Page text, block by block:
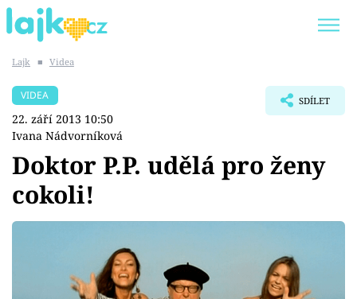
SHOPAHOLICADEL
Témata
Youtubeři
Lajk ■ Videa
VIDEA
22. září 2013 10:50
Ivana Nádvorníková
SDÍLET
Doktor P.P. udělá pro ženy
cokoli!